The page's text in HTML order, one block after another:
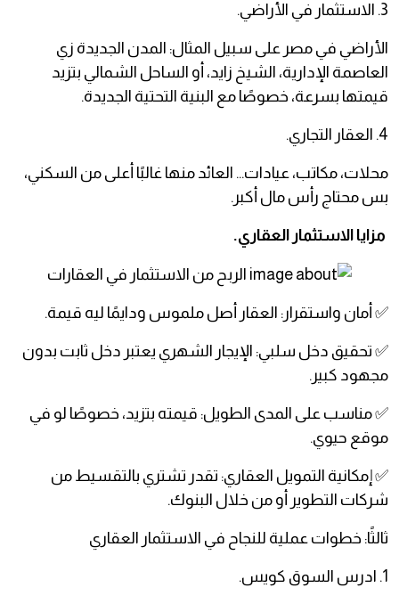
3. الاستثمار في الأراضي.
الأراضي في مصر على سبيل المثال: المدن الجديدة زي
العاصمة الإدارية، الشيخ زايد، أو الساحل الشمالي بتزيد
قيمتها بسرعة، خصوصًا مع البنية التحتية الجديدة.
4. العقار التجاري.
محلات، مكاتب، عيادات… العائد منها غالبًا أعلى من السكني،
بس محتاج رأس مال أكبر.
مزايا الاستثمار العقاري.
✅ أمان واستقرار: العقار أصل ملموس ودايمًا ليه قيمة.
✅ تحقيق دخل سلبي: الإيجار الشهري يعتبر دخل ثابت بدون
مجهود كبير.
✅ مناسب على المدى الطويل: قيمته بتزيد، خصوصًا لو في
موقع حيوي.
✅ إمكانية التمويل العقاري: تقدر تشتري بالتقسيط من
شركات التطوير أو من خلال البنوك.
ثالثًا: خطوات عملية للنجاح في الاستثمار العقاري
1. ادرس السوق كويس.